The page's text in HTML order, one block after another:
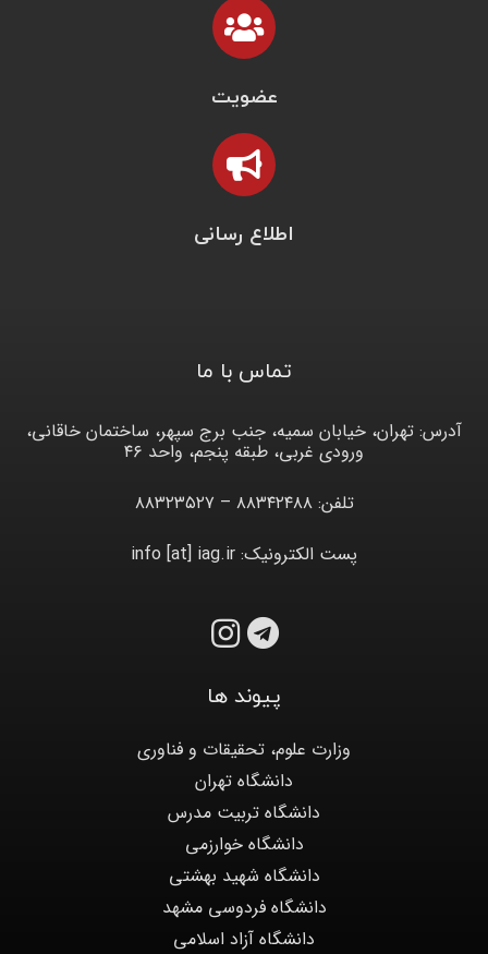
عضویت
اطلاع رسانی
تماس با ما
آدرس: تهران، خیابان سمیه، جنب برج سپهر، ساختمان خاقانی،
ورودی غربی، طبقه پنجم، واحد ۴۶
تلفن: ۸۸۳۴۲۴۸۸ – ۸۸۳۲۳۵۲۷
پست الکترونیک: info [at] iag.ir
پیوند ها
وزارت علوم، تحقیقات و فناوری
دانشگاه تهران
دانشگاه تربیت مدرس
دانشگاه خوارزمی
دانشگاه شهید بهشتی
دانشگاه فردوسی مشهد
دانشگاه آزاد اسلامی